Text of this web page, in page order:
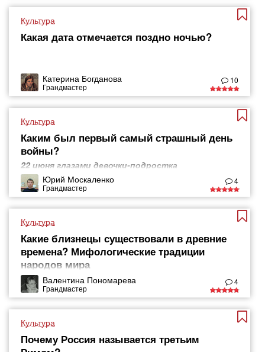
Культура
Какая дата отмечается поздно ночью?
Катерина Богданова
Грандмастер
10
Культура
Каким был первый самый страшный день
войны?
22 июня глазами девочки-подростка
Юрий Москаленко
Грандмастер
4
Культура
Какие близнецы существовали в древние
времена? Мифологические традиции
народов мира
Валентина Пономарева
Грандмастер
4
Культура
Почему Россия называется третьим